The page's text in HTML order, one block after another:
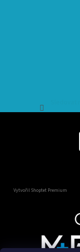
Vytvořil Shoptet Premium